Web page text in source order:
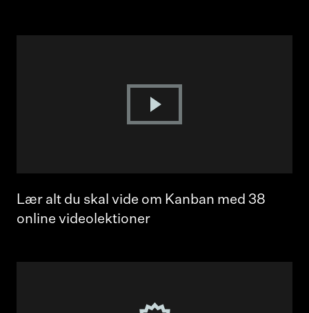
Lær alt du skal vide om Kanban med 38
online videolektioner